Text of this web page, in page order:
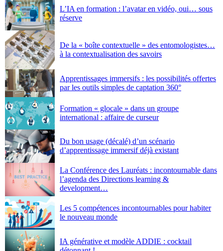
L’IA en formation : l’avatar en vidéo, oui… sous
réserve
De la « boîte contextuelle » des entomologistes
à la contextualisation des savoirs
Apprentissages immersifs : les possibilités offertes
par les outils simples de captation 360°
Formation « glocale » dans un groupe
international : affaire de curseur
Du bon usage (décalé) d’un scénario
d’apprentissage immersif déjà existant
La Conférence des Lauréats : incontournable dans
l’agenda des Directions learning &
development
Les 5 compétences incontournables pour habiter
le nouveau monde
IA générative et modèle ADDIE : cocktail